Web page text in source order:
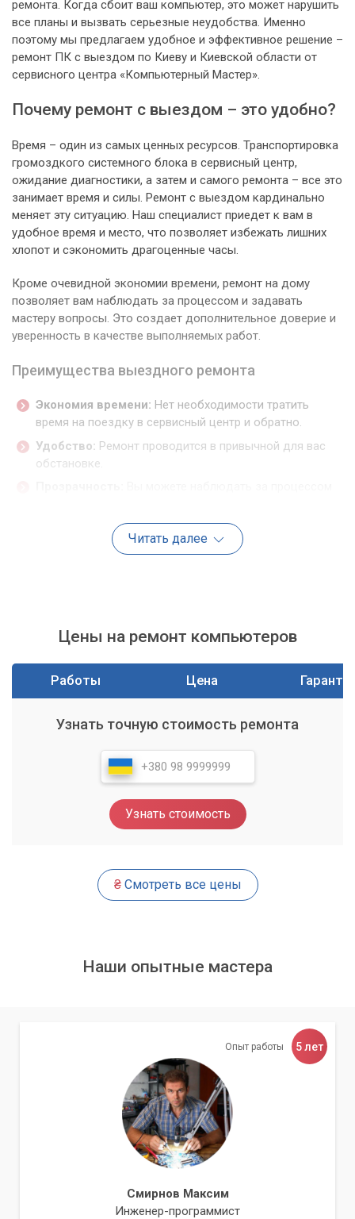
ремонта. Когда сбоит ваш компьютер, это может нарушить
все планы и вызвать серьезные неудобства. Именно
поэтому мы предлагаем удобное и эффективное решение –
ремонт ПК с выездом по Киеву и Киевской области от
сервисного центра «Компьютерный Мастер».
Почему ремонт с выездом – это удобно?
Время – один из самых ценных ресурсов. Транспортировка
громоздкого системного блока в сервисный центр,
ожидание диагностики, а затем и самого ремонта – все это
занимает время и силы. Ремонт с выездом кардинально
меняет эту ситуацию. Наш специалист приедет к вам в
удобное время и место, что позволяет избежать лишних
хлопот и сэкономить драгоценные часы.
Кроме очевидной экономии времени, ремонт на дому
позволяет вам наблюдать за процессом и задавать
мастеру вопросы. Это создает дополнительное доверие и
уверенность в качестве выполняемых работ.
Преимущества выездного ремонта
Экономия времени: Нет необходимости тратить
время на поездку в сервисный центр и обратно.
Удобство: Ремонт проводится в привычной для вас
обстановке.
Быстрый отклик:Мы стараемся максимально
оперативно реагировать на ваши заявки.
Что включает услуга "Ремонт ПК с
выездом"?
Мы предлагаем широкий спектр услуг по ремонту и
офисе. Наши квалифицированные мастера готовы
справиться с большинством типовых неисправностей и
Основные услуги включают диагностику компьютера для
выявления причин сбоев, устранение программных ошибок,
лечение вирусов и установку антивирусного ПО, настройку
проблем с подключением к интернету.
Часто решаемые проблемы
Не загружается операционная система.
Настройка периферийных устройств (принтер, сканер и
Мы гарантируем качественное выполнение
работ и индивидуальный подход к каждому
Читать далее
Цены на ремонт компьютеров
Работы Цена
Узнать точную стоимость ремонта
Узнать стоимость
₴Смотреть все цены
Наши опытные мастера
Опыт работы 5 лет
Смирнов Максим
Инженер-программист